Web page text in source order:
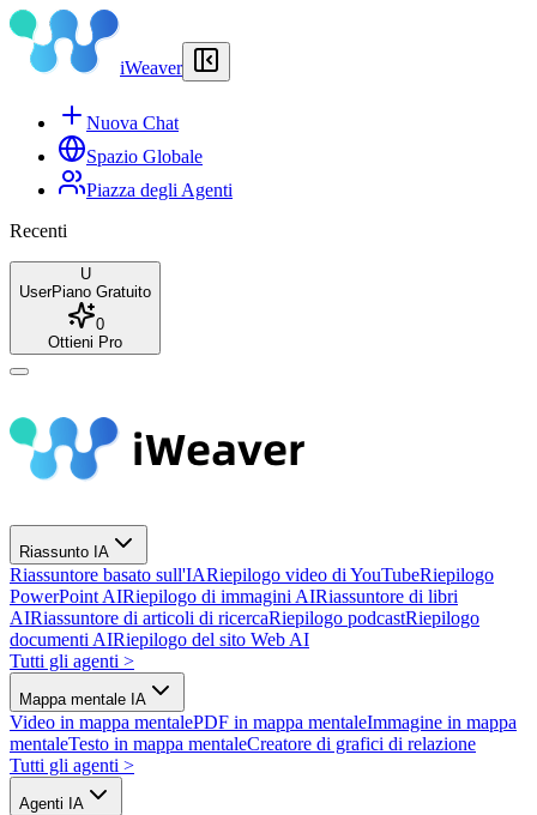
iWeaver
Nuova Chat
Spazio Globale
Piazza degli Agenti
Recenti
U
UserPiano Gratuito
0
Ottieni Pro
Riassunto IA
Riassuntore basato sull'IARiepilogo video di YouTubeRiepilogo
PowerPoint AIRiepilogo di immagini AIRiassuntore di libri
AIRiassuntore di articoli di ricercaRiepilogo podcastRiepilogo
documenti AIRiepilogo del sito Web AI
Tutti gli agenti >
Mappa mentale IA
Video in mappa mentalePDF in mappa mentaleImmagine in mappa
mentaleTesto in mappa mentaleCreatore di grafici di relazione
Tutti gli agenti >
Agenti IA